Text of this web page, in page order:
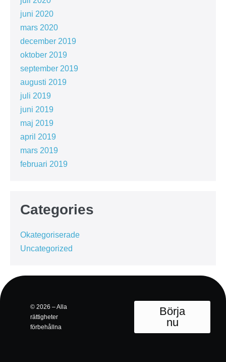
juni 2020
mars 2020
december 2019
oktober 2019
september 2019
augusti 2019
juli 2019
juni 2019
maj 2019
april 2019
mars 2019
februari 2019
Categories
Okategoriserade
Uncategorized
© 2026 – Alla
rättigheter
förbehållna
Börja
nu